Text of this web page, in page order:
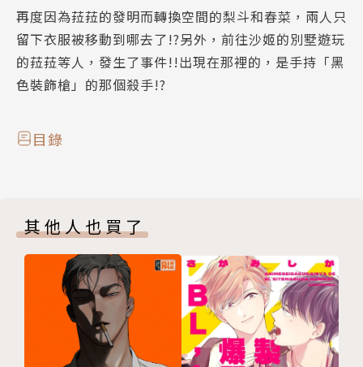
再度因為菈菈的發明而轉換空間的梨斗和春菜，兩人只
留下衣服被移動到哪去了!?另外，前往沙姬的別墅遊玩
的菈菈等人，發生了事件!!出現在那裡的，是手持「黑
色裝飾槍」的那個殺手!?
目錄
其他人也買了